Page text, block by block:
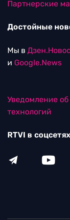
Партнерские
Достойные
Мы в
и Google.News
Уведомление
технологий
RTVI в соцсетях